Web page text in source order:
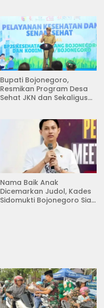
Bupati Bojonegoro,
Resmikan Program Desa
Sehat JKN dan Sekaligus
Nama Baik Anak
Dicemarkan Judol, Kades
Sidomukti Bojonegoro Siap